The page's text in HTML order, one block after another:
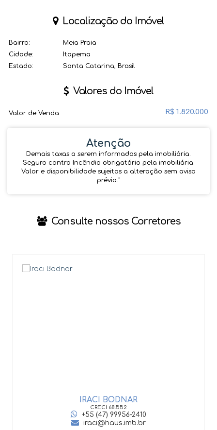
Localização do Imóvel
Bairro:
Meia Praia
Cidade:
Itapema
Estado:
Santa Catarina, Brasil
Valores do Imóvel
R$ 1.820.000
Valor de Venda
Atenção
Demais taxas a serem informados pela imobiliária.
Seguro contra Incêndio obrigatório pela imobiliária.
Valor e disponibilidade sujeitos a alteração sem aviso
prévio.''
Consulte nossos Corretores
IRACI BODNAR
CRECI 68.552
+55 (47) 99956-2410
iraci@haus.imb.br